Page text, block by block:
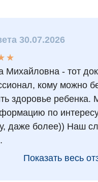
30.07.2026
★
★
Михайловна - тот
кому можно
здоровье ребенка.
по
даже более)) Наш
Показать весь